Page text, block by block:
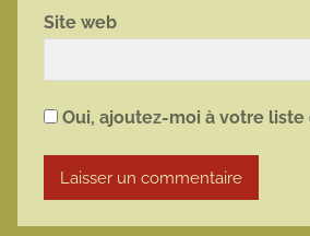
Site web
Oui, ajoutez-moi à votre liste